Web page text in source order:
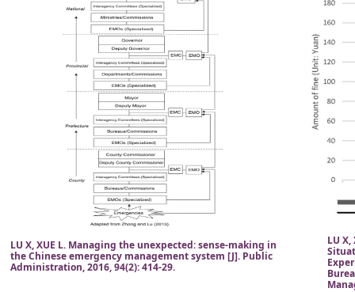
LU X, XUE L. Managing the unexpected: sense-making in
the Chinese emergency management system [J]. Public
Administration, 2016, 94(2): 414-29.
LU